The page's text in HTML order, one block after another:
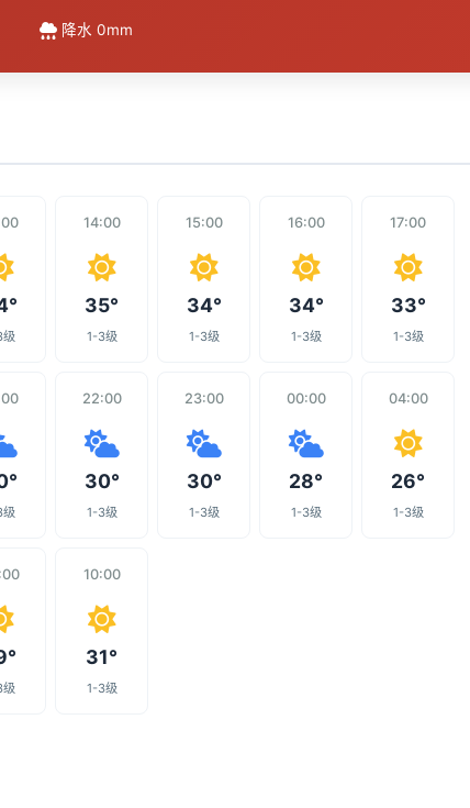
降水 0mm
级
14:00
35°
1-3级
15:00
34°
1-3级
16:00
34°
1-3级
17:00
33°
1-3级
级
22:00
30°
1-3级
23:00
30°
1-3级
00:00
28°
1-3级
04:00
26°
1-3级
级
10:00
31°
1-3级